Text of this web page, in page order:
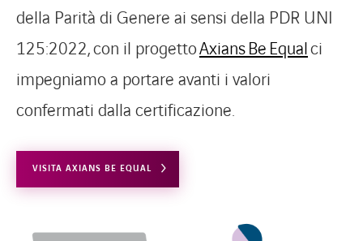
della Parità di Genere ai sensi della PDR UNI
125:2022,con il progettoAxiansBe Equalci
impegniamo a portare avanti i valori
confermati dalla certificazione.
VISITA AXIANS BE EQUAL